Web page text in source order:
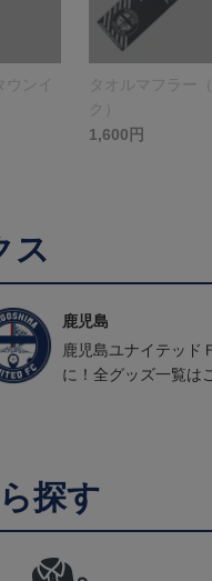
ウンイ
タオルマフラー
ク）
1,600円
ス
鹿児島
鹿児島ユナイテッド
に！全グッズ一覧は
探す